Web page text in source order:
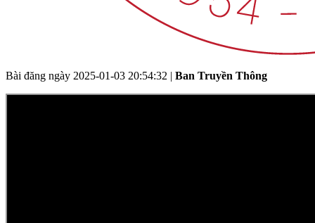
Bài đăng ngày 2025-01-03 20:54:32 | Ban Truyền Thông